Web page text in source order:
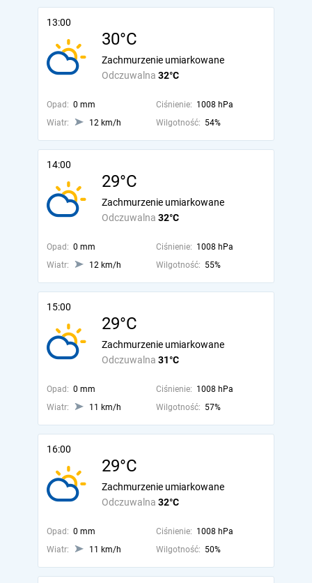
13:00
30°C
Odczuwalna 32°C
Zachmurzenie umiarkowane
Opad: 0 mm Ciśnienie: 1008 hPa
Wiatr:
12 km/h Wilgotność: 54%
14:00
29°C
Odczuwalna 32°C
Zachmurzenie umiarkowane
Opad: 0 mm Ciśnienie: 1008 hPa
Wiatr:
12 km/h Wilgotność: 55%
15:00
29°C
Odczuwalna 31°C
Zachmurzenie umiarkowane
Opad: 0 mm Ciśnienie: 1008 hPa
Wiatr:
11 km/h Wilgotność: 57%
16:00
29°C
Odczuwalna 32°C
Zachmurzenie umiarkowane
Opad: 0 mm Ciśnienie: 1008 hPa
Wiatr:
11 km/h Wilgotność: 50%